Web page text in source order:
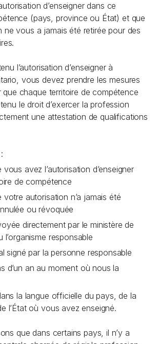
d’enseigner dans ce
(pays, province ou État) et que
ne vous a jamais été retirée pour des
l’autorisation d’enseigner à
vous devez prendre les mesures
que chaque territoire de compétence
le droit d’exercer la profession
une attestation de qualifications
avez l’autorisation d’enseigner
de compétence
votre autorisation n’a jamais été
ou révoquée
directement par le ministère de
l’organisme responsable
signé par la personne responsable
d’un an au moment où nous la
la langue officielle du pays, de la
l’État où vous avez enseigné.
que dans certains pays, il n’y a